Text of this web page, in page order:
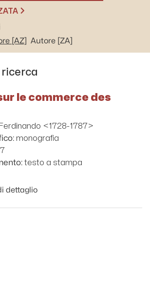
[AZ] Autore [ZA]
le commerce des
<1728-1787>
monografia
testo a stampa
dettaglio